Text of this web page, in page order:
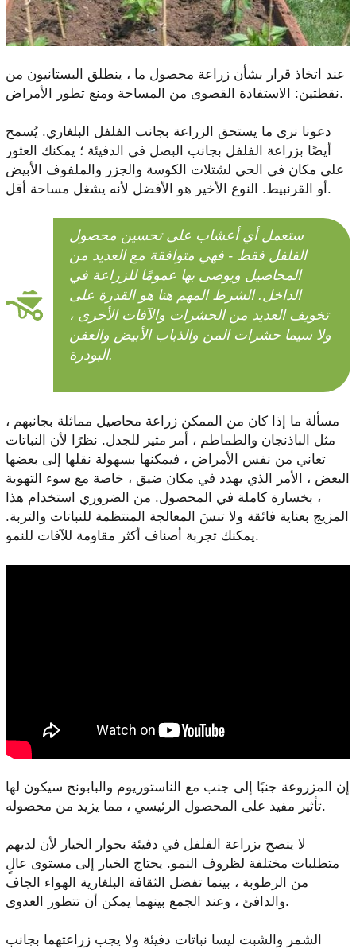
عند اتخاذ قرار بشأن زراعة محصول ما ، ينطلق البستانيون من
نقطتين: الاستفادة القصوى من المساحة ومنع تطور الأمراض.
دعونا نرى ما يستحق الزراعة بجانب الفلفل البلغاري. يُسمح
أيضًا بزراعة الفلفل بجانب البصل في الدفيئة ؛ يمكنك العثور
على مكان في الحي لشتلات الكوسة والجزر والملفوف الأبيض
أو القرنبيط. النوع الأخير هو الأفضل لأنه يشغل مساحة أقل.
ستعمل أي أعشاب على تحسين محصول
الفلفل فقط - فهي متوافقة مع العديد من
المحاصيل ويوصى بها عمومًا للزراعة في
الداخل. الشرط المهم هنا هو القدرة على
تخويف العديد من الحشرات والآفات الأخرى ،
ولا سيما حشرات المن والذباب الأبيض والعفن
البودرة.
مسألة ما إذا كان من الممكن زراعة محاصيل مماثلة بجانبهم ،
مثل الباذنجان والطماطم ، أمر مثير للجدل. نظرًا لأن النباتات
تعاني من نفس الأمراض ، فيمكنها بسهولة نقلها إلى بعضها
البعض ، الأمر الذي يهدد في مكان ضيق ، خاصة مع سوء التهوية
، بخسارة كاملة في المحصول. من الضروري استخدام هذا
المزيج بعناية فائقة ولا تنسَ المعالجة المنتظمة للنباتات والتربة.
يمكنك تجربة أصناف أكثر مقاومة للآفات للنمو.
إن المزروعة جنبًا إلى جنب مع الناستوريوم والبابونج سيكون لها
تأثير مفيد على المحصول الرئيسي ، مما يزيد من محصوله.
لا ينصح بزراعة الفلفل في دفيئة بجوار الخيار لأن لديهم
متطلبات مختلفة لظروف النمو. يحتاج الخيار إلى مستوى عالٍ
من الرطوبة ، بينما تفضل الثقافة البلغارية الهواء الجاف
والدافئ ، وعند الجمع بينهما يمكن أن تتطور العدوى.
الشمر والشبت ليسا نباتات دفيئة ولا يجب زراعتهما بجانب